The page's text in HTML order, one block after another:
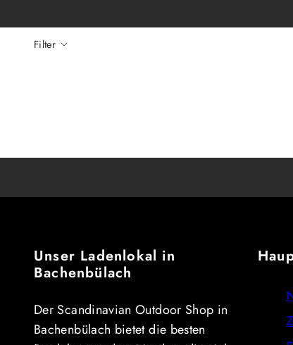
Filter
Unser Ladenlokal in
Bachenbülach
Der Scandinavian Outdoor Shop in
Bachenbülach bietet die besten